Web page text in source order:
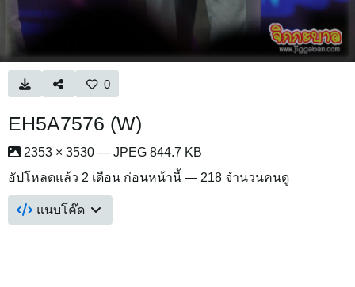
0
EH5A7576 (W)
2353 × 3530 — JPEG 844.7 KB
อัปโหลดแล้ว 2 เดือน ก่อนหน้านี้ — 218 จำนวนคนดู
แนบโค๊ด